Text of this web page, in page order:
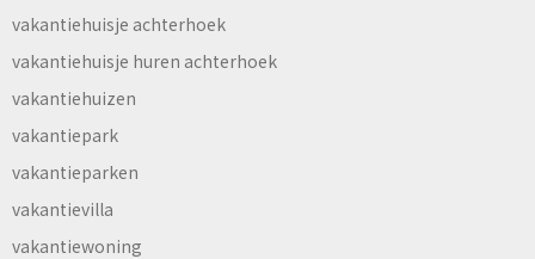
vakantiehuisje achterhoek
vakantiehuisje huren achterhoek
vakantiehuizen
vakantiepark
vakantieparken
vakantievilla
vakantiewoning